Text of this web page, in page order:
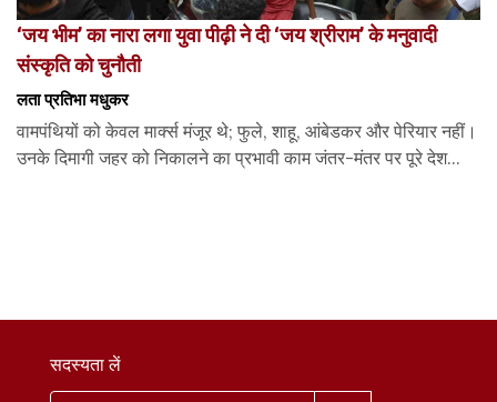
‘जय भीम’ का नारा लगा युवा पीढ़ी ने दी ‘जय श्रीराम’ के मनुवादी
संस्कृति को चुनौती
लता प्रतिभा मधुकर
वामपंथियों को केवल मार्क्स मंजूर थे; फुले, शाहू, आंबेडकर और पेरियार नहीं।
उनके दिमागी जहर को निकालने का प्रभावी काम जंतर-मंतर पर पूरे देश...
सदस्यता लें